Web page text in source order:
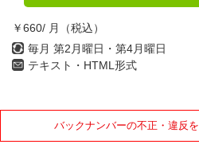
￥660/ 月（税込）
毎月 第2月曜日・第4月曜日
テキスト・HTML形式
バックナンバーの不正・違反